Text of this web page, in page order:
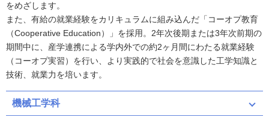
をめざします。
また、有給の就業経験をカリキュラムに組み込んだ「コーオプ教育
（Cooperative Education）」を採用。2年次後期または3年次前期の
期間中に、産学連携による学内外での約2ヶ月間にわたる就業経験
（コーオプ実習）を行い、より実践的で社会を意識した工学知識と
技術、就業力を培います。
機械工学科